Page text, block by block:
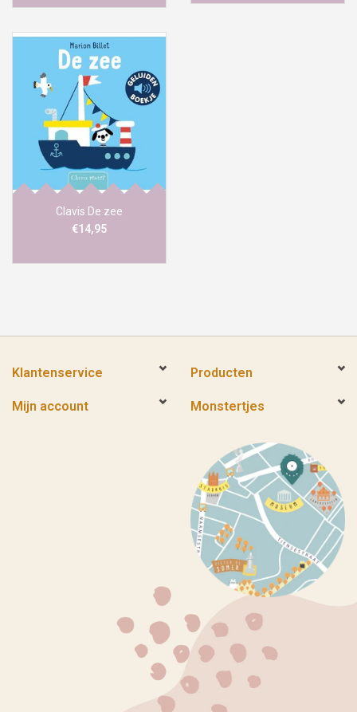
Clavis De zee
€14,95
Klantenservice Producten
Mijn account Monstertjes